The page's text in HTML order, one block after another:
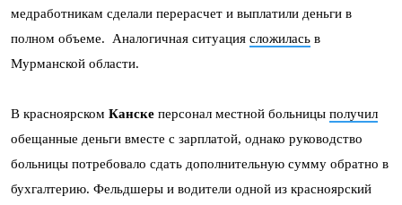
медработникам сделали перерасчет и выплатили деньги в
полном объеме. Аналогичная ситуация сложилась в
Мурманской области.
В красноярском Канске персонал местной больницы получил
обещанные деньги вместе с зарплатой, однако руководство
больницы потребовало сдать дополнительную сумму обратно в
бухгалтерию. Фельдшеры и водители одной из красноярский